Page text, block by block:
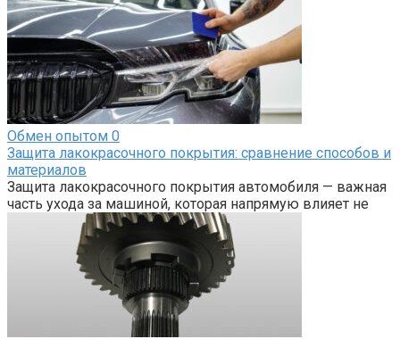
Обмен опытом 0
Защита лакокрасочного покрытия: сравнение способов и
материалов
Защита лакокрасочного покрытия автомобиля — важная
часть ухода за машиной, которая напрямую влияет не